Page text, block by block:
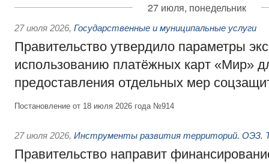
27 июля, понедельник
27 июля 2026, Государственные и муниципальные услуги
Правительство утвердило параметры
использованию платёжных карт «Мир»
предоставления отдельных мер
Постановление от 18 июля 2026 года №914
27 июля 2026, Инструменты развития территорий. ОЭЗ.
Правительство направит